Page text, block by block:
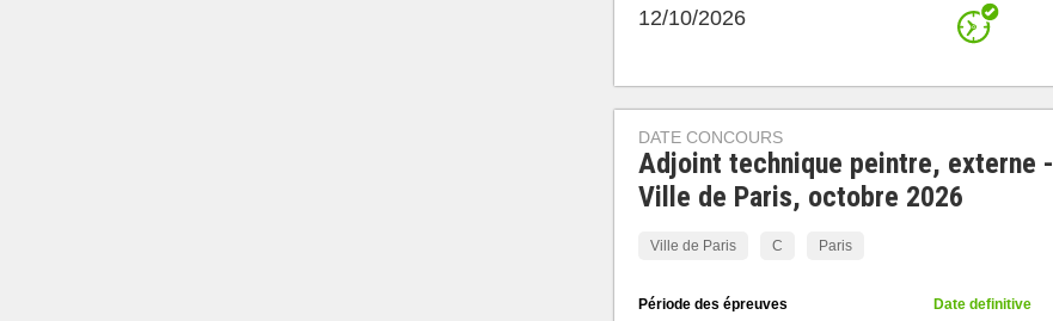
12/10/2026
DATE CONCOURS
Adjoint technique peintre, externe -
Ville de Paris, octobre 2026
Ville de Paris C Paris
Période des épreuves Date definitive